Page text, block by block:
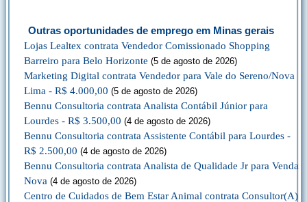
Outras oportunidades de emprego em Minas gerais
Lojas Lealtex contrata Vendedor Comissionado Shopping
Barreiro para Belo Horizonte (5 de agosto de 2026)
Marketing Digital contrata Vendedor para Vale do Sereno/Nova
Lima - R$ 4.000,00 (5 de agosto de 2026)
Bennu Consultoria contrata Analista Contábil Júnior para
Lourdes - R$ 3.500,00 (4 de agosto de 2026)
Bennu Consultoria contrata Assistente Contábil para Lourdes -
R$ 2.500,00 (4 de agosto de 2026)
Bennu Consultoria contrata Analista de Qualidade Jr para Venda
Nova (4 de agosto de 2026)
Centro de Cuidados de Bem Estar Animal contrata Consultor(A)